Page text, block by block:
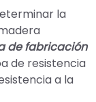
la
de fabricación
de resistencia
a la